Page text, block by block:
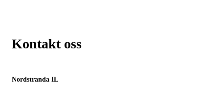
Kontakt oss
Nordstranda IL